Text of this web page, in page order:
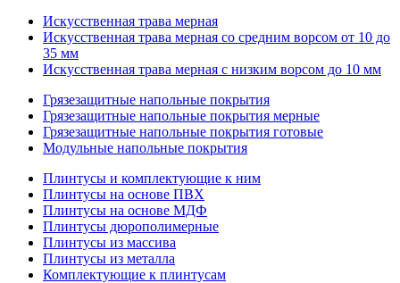
Искуccтвенная трава мерная
Искусственная трава мерная со средним ворсом от 10 до
35 мм
Искусственная трава мерная с низким ворсом до 10 мм
Грязезащитные напольные покрытия
Грязезащитные напольные покрытия мерные
Грязезащитные напольные покрытия готовые
Модульные напольные покрытия
Плинтусы и комплектующие к ним
Плинтусы на основе ПВХ
Плинтусы на основе МДФ
Плинтусы дюрополимерные
Плинтусы из массива
Плинтусы из металла
Комплектующие к плинтусам